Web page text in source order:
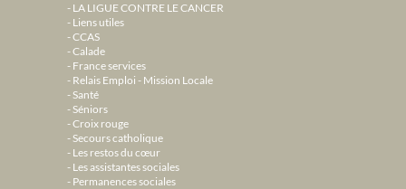
LA LIGUE CONTRE LE CANCER
Liens utiles
CCAS
Calade
France services
Relais Emploi - Mission Locale
Santé
Séniors
Croix rouge
Secours catholique
Les restos du cœur
Les assistantes sociales
Permanences sociales